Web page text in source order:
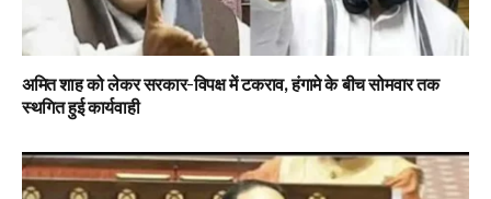
अमित शाह को लेकर सरकार-विपक्ष में टकराव, हंगामे के बीच सोमवार तक
स्थगित हुई कार्यवाही